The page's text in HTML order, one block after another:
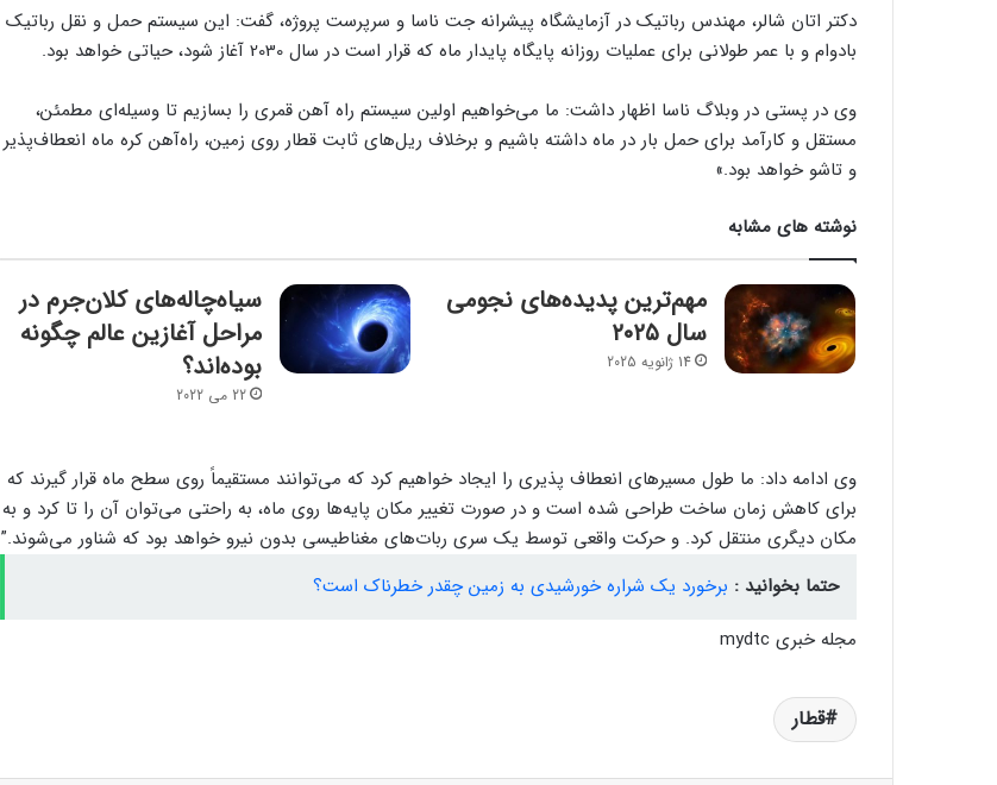
دکتر اتان شالر، مهندس رباتیک در آزمایشگاه پیشرانه جت ناسا و سرپرست پروژه، گفت: این سیستم حمل و نقل رباتیک
بادوام و با عمر طولانی برای عملیات روزانه پایگاه پایدار ماه که قرار است در سال 2030 آغاز شود، حیاتی خواهد بود.
وی در پستی در وبلاگ ناسا اظهار داشت: ما می‌خواهیم اولین سیستم راه آهن قمری را بسازیم تا وسیله‌ای مطمئن،
مستقل و کارآمد برای حمل بار در ماه داشته باشیم و برخلاف ریل‌های ثابت قطار روی زمین، راه‌آهن کره ماه انعطاف‌پذیر
و تاشو خواهد بود.»
نوشته های مشابه
مهم‌ترین پدیده‌های نجومی
سال ۲۰۲۵
14 ژانویه 2025
سیاه‌چاله‌های کلان‌جرم در
مراحل آغازین عالم چگونه
بوده‌اند؟
22 می 2022
وی ادامه داد: ما طول مسیرهای انعطاف پذیری را ایجاد خواهیم کرد که می‌توانند مستقیماً روی سطح ماه قرار گیرند که
برای کاهش زمان ساخت طراحی شده است و در صورت تغییر مکان پایه‌ها روی ماه، به راحتی می‌توان آن را تا کرد و به
مکان دیگری منتقل کرد. و حرکت واقعی توسط یک سری ربات‌های مغناطیسی بدون نیرو خواهد بود که شناور می‌شوند.”
حتما بخوانید : برخورد یک شراره خورشیدی به زمین چقدر خطرناک است؟
مجله خبری mydtc
قطار